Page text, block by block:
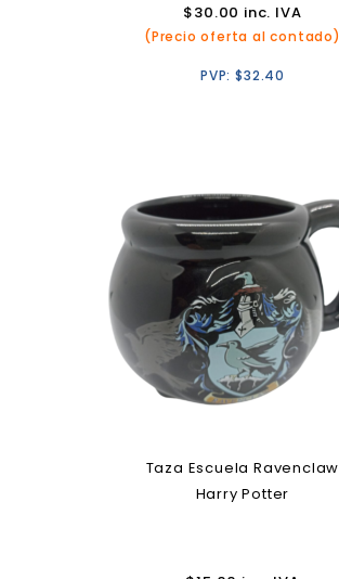
$30.00 inc. IVA
(Precio oferta al contado)
PVP:$32.40
Taza Escuela Ravenclaw
Harry Potter